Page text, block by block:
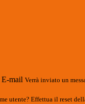
E-mail Verrà inviato un
utente? Effettua il reset